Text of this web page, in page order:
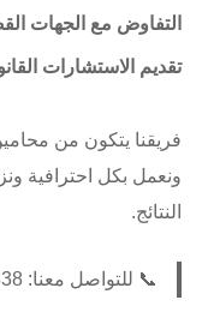
التفاوض مع الجهات
تقديم الاستشارات
فريقنا يتكون من
ونعمل بكل احترافية
النتائج.
📞 للتواصل معنا: 0558485838 |